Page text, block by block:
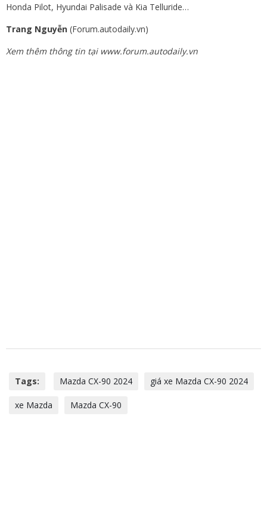
Honda Pilot, Hyundai Palisade và Kia Telluride…
Trang Nguyễn (Forum.autodaily.vn)
Xem thêm thông tin tại www.forum.autodaily.vn
Tags: Mazda CX-90 2024 giá xe Mazda CX-90 2024
xe Mazda Mazda CX-90